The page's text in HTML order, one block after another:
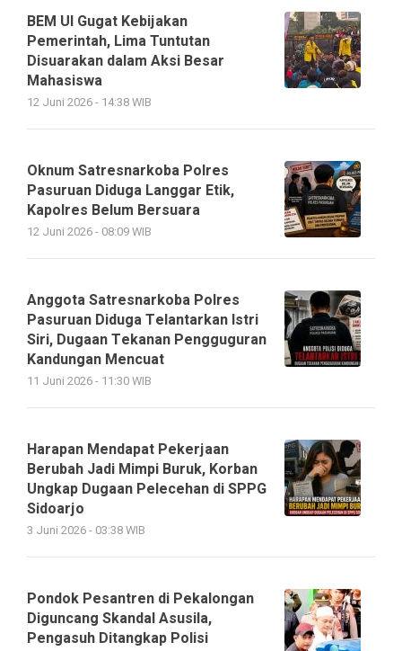
BEM UI Gugat Kebijakan
Pemerintah, Lima Tuntutan
Disuarakan dalam Aksi Besar
Mahasiswa
12 Juni 2026 - 14:38 WIB
Oknum Satresnarkoba Polres
Pasuruan Diduga Langgar Etik,
Kapolres Belum Bersuara
12 Juni 2026 - 08:09 WIB
Anggota Satresnarkoba Polres
Pasuruan Diduga Telantarkan Istri
Siri, Dugaan Tekanan Pengguguran
Kandungan Mencuat
11 Juni 2026 - 11:30 WIB
Harapan Mendapat Pekerjaan
Berubah Jadi Mimpi Buruk, Korban
Ungkap Dugaan Pelecehan di SPPG
Sidoarjo
3 Juni 2026 - 03:38 WIB
Pondok Pesantren di Pekalongan
Diguncang Skandal Asusila,
Pengasuh Ditangkap Polisi